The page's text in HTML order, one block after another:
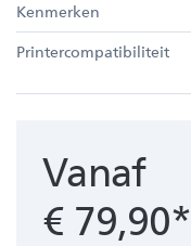
Kenmerken
Printercompatibiliteit
Vanaf
€ 79,90*